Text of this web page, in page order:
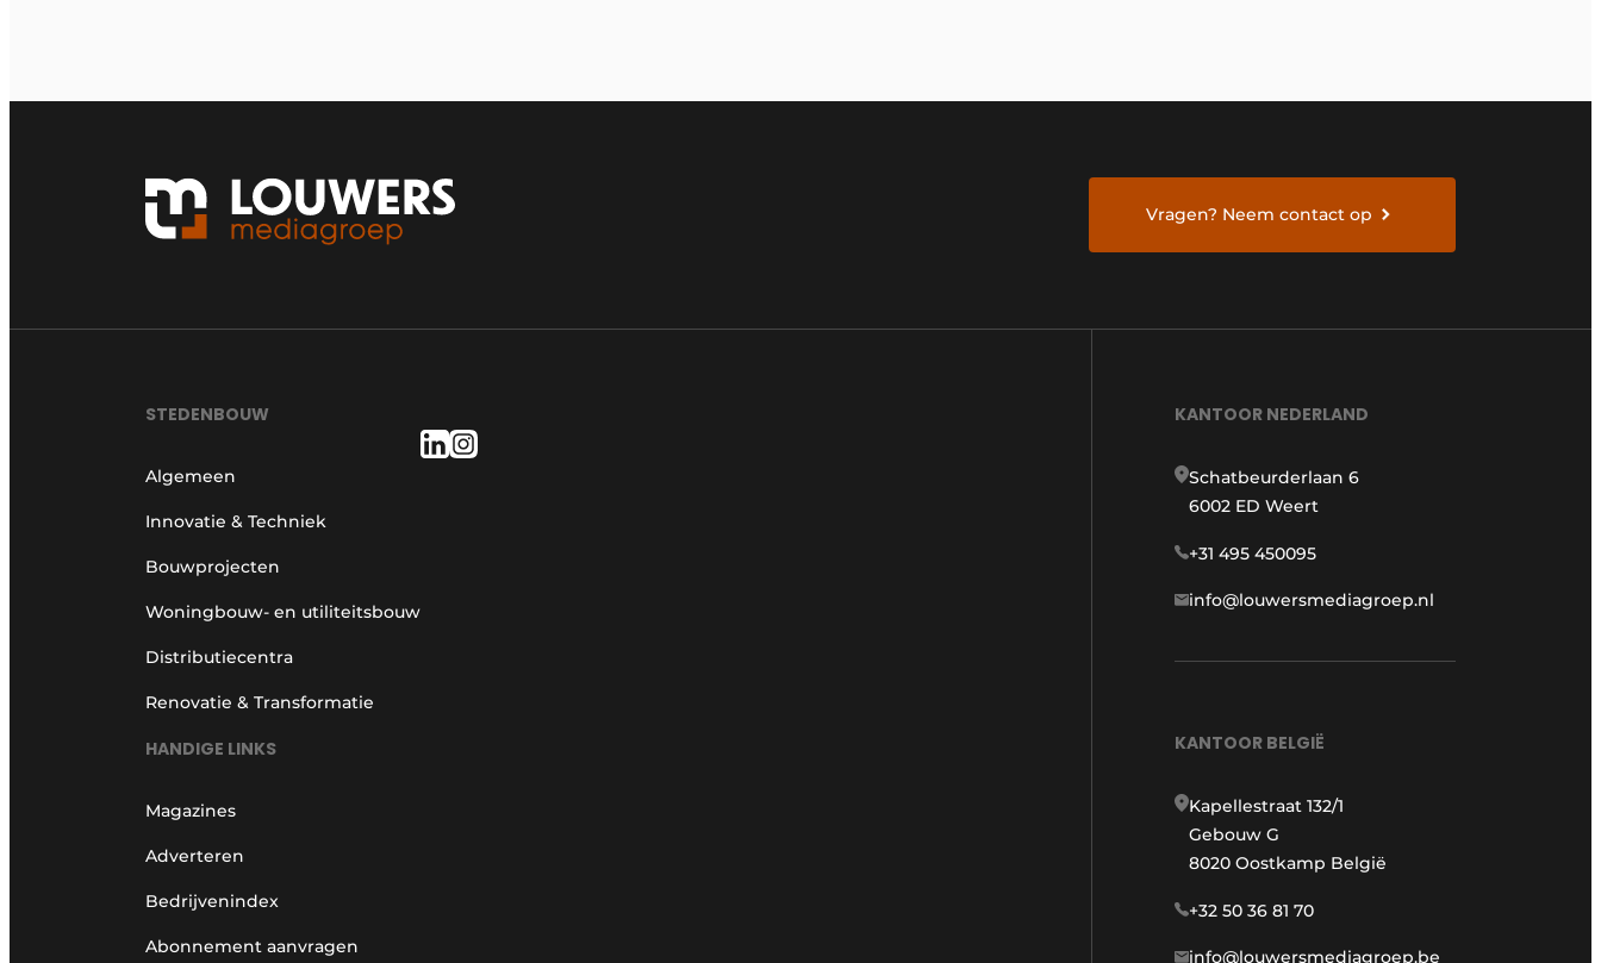
Vragen? Neem contact op
STEDENBOUW
Algemeen
Innovatie & Techniek
Bouwprojecten
Woningbouw- en utiliteitsbouw
Distributiecentra
Renovatie & Transformatie
HANDIGE LINKS
Magazines
Adverteren
Bedrijvenindex
Abonnement aanvragen
KANTOOR NEDERLAND
Schatbeurderlaan 6
6002 ED Weert
+31 495 450095
info@louwersmediagroep.nl
KANTOOR BELGIË
Kapellestraat 132/1
Gebouw G
8020 Oostkamp België
+32 50 36 81 70
info@louwersmediagroep.be